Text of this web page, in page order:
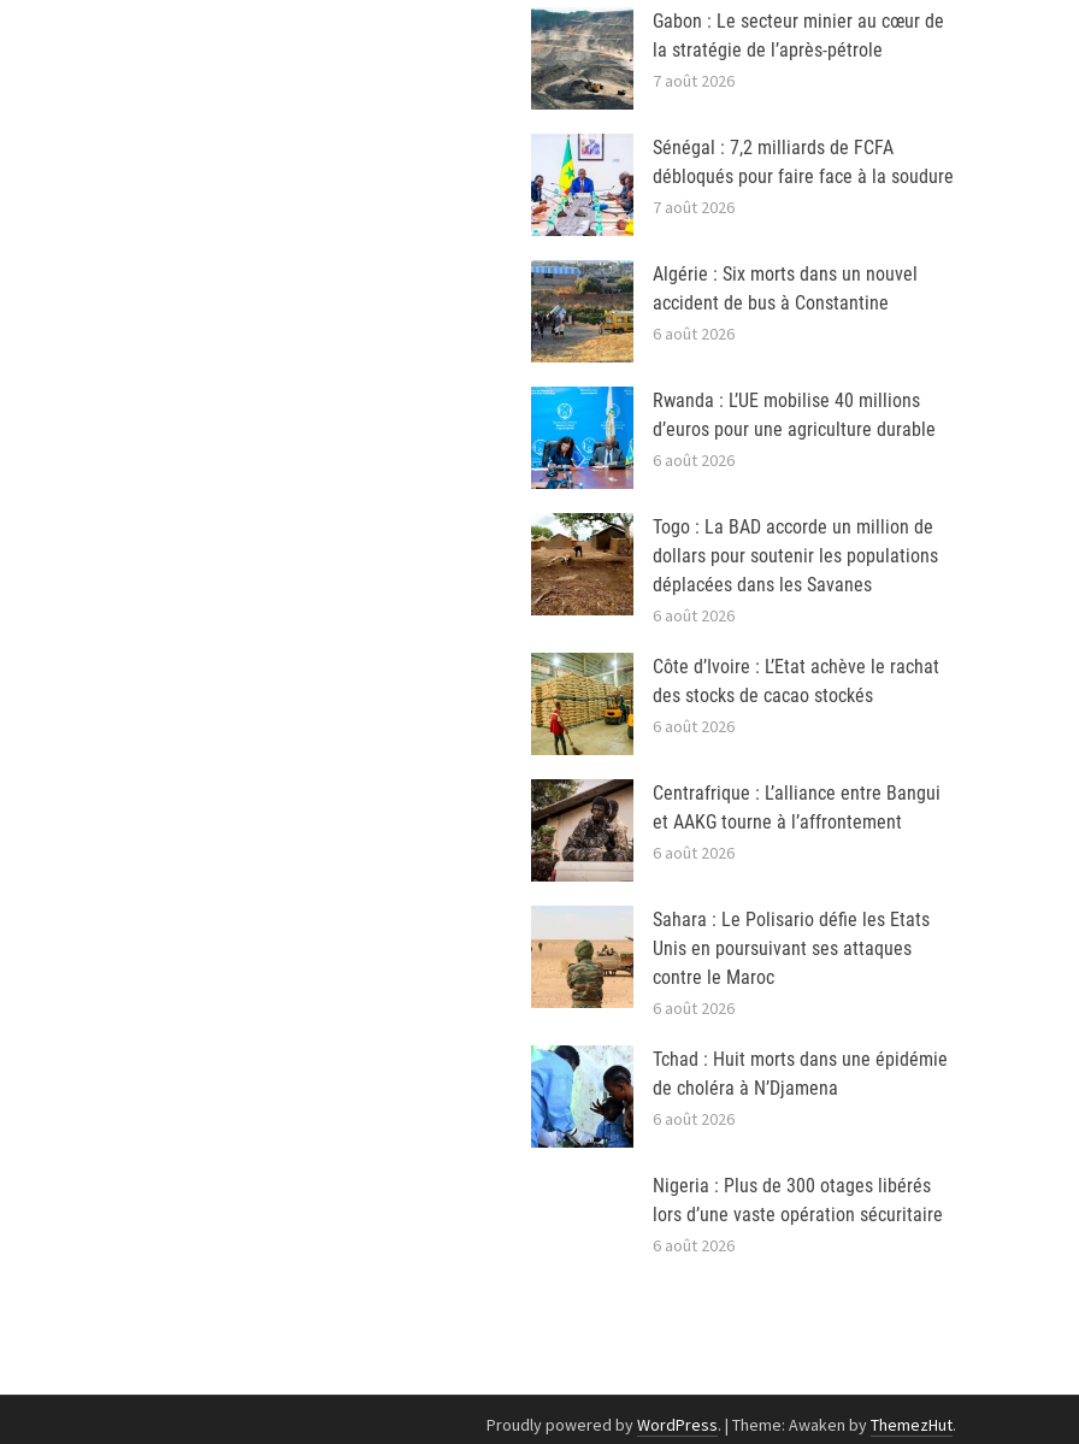
Gabon : Le secteur minier au cœur de
la stratégie de l’après-pétrole
7 août 2026
Sénégal : 7,2 milliards de FCFA
débloqués pour faire face à la soudure
7 août 2026
Algérie : Six morts dans un nouvel
accident de bus à Constantine
6 août 2026
Rwanda : L’UE mobilise 40 millions
d’euros pour une agriculture durable
6 août 2026
Togo : La BAD accorde un million de
dollars pour soutenir les populations
déplacées dans les Savanes
6 août 2026
Côte d’Ivoire : L’Etat achève le rachat
des stocks de cacao stockés
6 août 2026
Centrafrique : L’alliance entre Bangui
et AAKG tourne à l’affrontement
6 août 2026
Sahara : Le Polisario défie les Etats
Unis en poursuivant ses attaques
contre le Maroc
6 août 2026
Tchad : Huit morts dans une épidémie
de choléra à N’Djamena
6 août 2026
Nigeria : Plus de 300 otages libérés
lors d’une vaste opération sécuritaire
6 août 2026
Proudly powered byWordPress. | Theme: Awaken byThemezHut.